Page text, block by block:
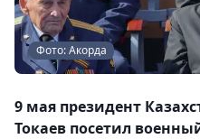
Фото: Акорда
9 мая президент
Токаев посетил